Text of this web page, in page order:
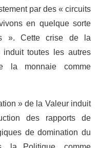
par des « circuits
en quelque sorte
». Cette crise de la
toutes les autres
la monnaie comme
» de la Valeur induit
des rapports de
de domination du